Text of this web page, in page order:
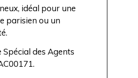
idéal pour une
parisien ou un
des Agents